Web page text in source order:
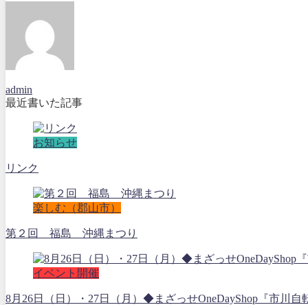
admin
最近書いた記事
お知らせ
リンク
楽しむ（郡山市）
第２回 福島 沖縄まつり
イベント開催
8月26日（日）・27日（月）◆まざっせOneDayShop『市川自